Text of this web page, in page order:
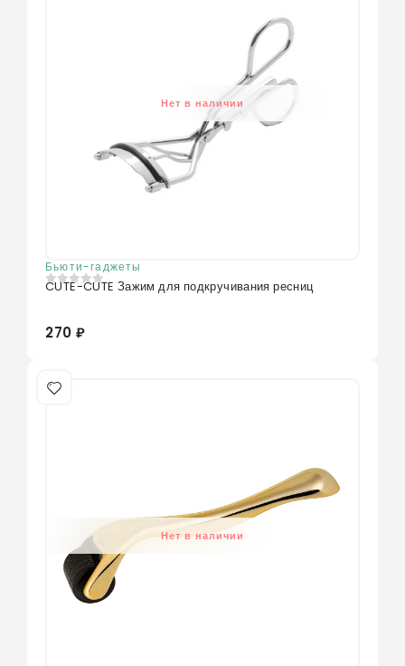
Нет в наличии
Бьюти-гаджеты
0из 5
CUTE-CUTE Зажим для подкручивания ресниц
270 ₽
Нет в наличии